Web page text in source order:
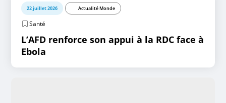
22 juillet 2026 Actualité Monde
Santé
L’AFD renforce son appui à la RDC face à
Ebola